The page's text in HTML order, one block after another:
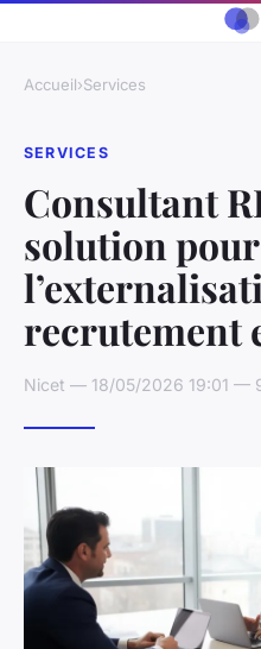
Accueil›Services
SERVICES
Consultant
solution
recrutement
Nicet — 18/05/2026 19:01 —